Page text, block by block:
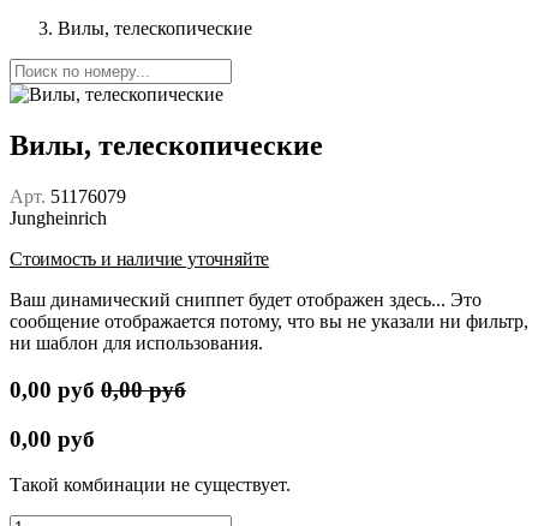
Вилы, телескопические
Вилы, телескопические
Арт. 51176079
Jungheinrich
Стоимость и наличие уточняйте
Ваш динамический сниппет будет отображен здесь... Это
сообщение отображается потому, что вы не указали ни фильтр,
ни шаблон для использования.
0,00 руб 0,00руб
0,00 руб
Такой комбинации не существует.